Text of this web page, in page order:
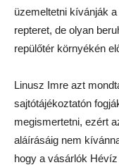
üzemeltetni kívánják
repteret, de olyan
repülőtér környékén
Linusz Imre azt
sajtótájékoztatón
megismertetni, ezért
aláírásáig nem
hogy a vásárlók